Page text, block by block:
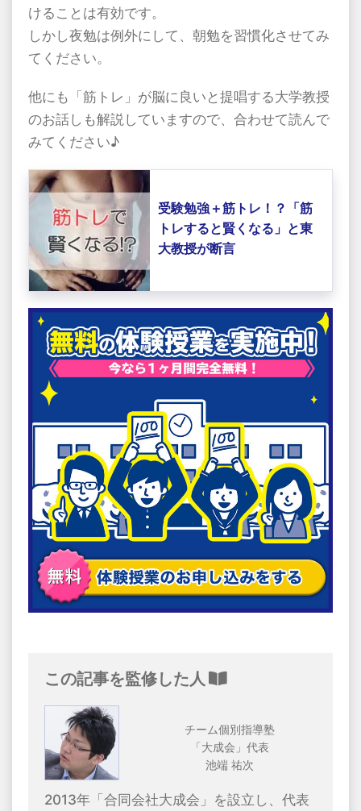
けることは有効です。
しかし夜勉は例外にして、朝勉を習慣化させてみ
てください。
他にも「筋トレ」が脳に良いと提唱する大学教授
のお話しも解説していますので、合わせて読んで
みてください♪
受験勉強＋筋トレ！？「筋
トレすると賢くなる」と東
大教授が断言
この記事を監修した人
チーム個別指導塾
「大成会」代表
池端 祐次
2013年「合同会社大成会」を設立し、代表